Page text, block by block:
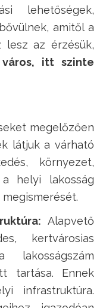
lehetőségek,
amitől a
lesz az érzésük,
itt szinte
megelőzően
látjuk a várható
környezet,
helyi lakosság
Alapvető
kertvárosias
lakosságszám
tartása. Ennek
infrastruktúra.